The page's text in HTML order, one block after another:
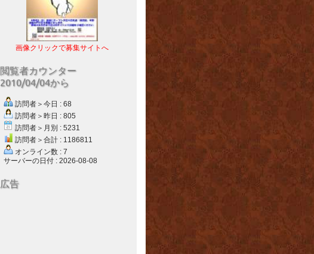
画像クリックで募集サイトへ
閲覧者カウンター
2010/04/04から
訪問者＞今日 : 68
訪問者＞昨日 : 805
訪問者＞月別 : 5231
訪問者＞合計 : 1186811
オンライン数 : 7
サーバーの日付 : 2026-08-08
広告